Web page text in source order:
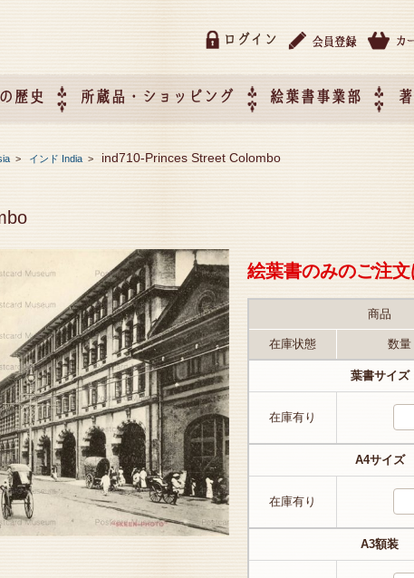
ログイン
歴史 所蔵品・ショッピング 絵葉書事業部
て
作）について
> インド India > ind710-Princes Street Colombo
絵葉書のみのご注文
商品
在庫状態 数量
葉書サイズ
在庫有り
A4サイズ
在庫有り
A3額装